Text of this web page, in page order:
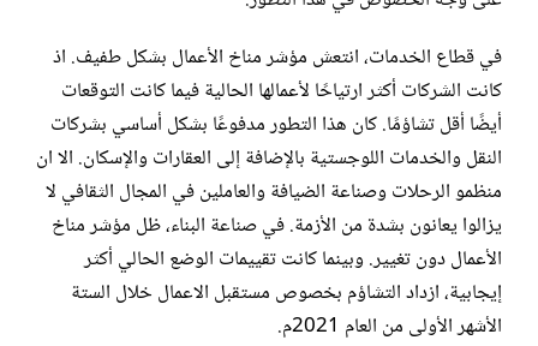
في قطاع الخدمات، انتعش مؤشر مناخ الأعمال بشكل طفيف. اذ
كانت الشركات أكثر ارتياحًا لأعمالها الحالية فيما كانت التوقعات
أيضًا أقل تشاؤمًا. كان هذا التطور مدفوعًا بشكل أساسي بشركات
النقل والخدمات اللوجستية بالإضافة إلى العقارات والإسكان. الا ان
منظمو الرحلات وصناعة الضيافة والعاملين في المجال الثقافي لا
يزالوا يعانون بشدة من الأزمة. في صناعة البناء، ظل مؤشر مناخ
الأعمال دون تغيير. وبينما كانت تقييمات الوضع الحالي أكثر
إيجابية، ازداد التشاؤم بخصوص مستقبل الاعمال خلال الستة
الأشهر الأولى من العام 2021م.